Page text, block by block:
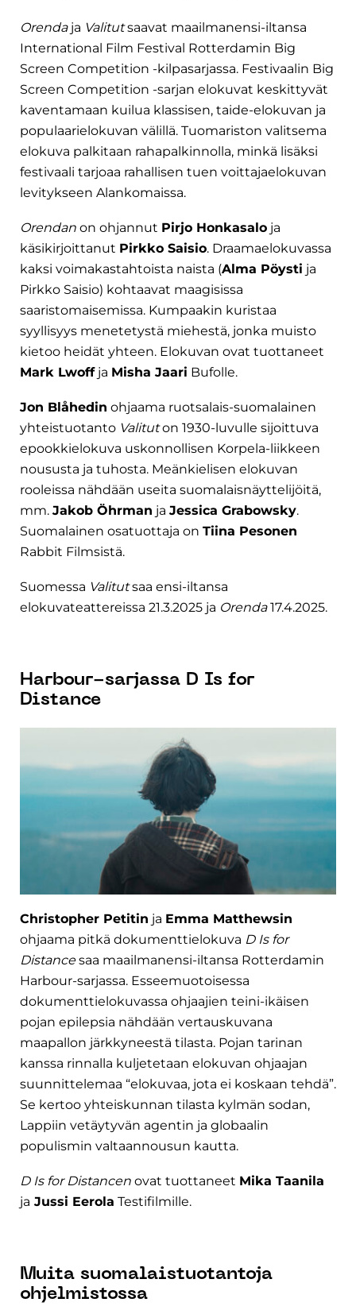
Orenda ja Valitutsaavat maailmanensi-iltansa
International Film Festival Rotterdamin Big
Screen Competition -kilpasarjassa. Festivaalin Big
Screen Competition -sarjan elokuvat keskittyvät
kaventamaan kuilua klassisen, taide-elokuvan ja
populaarielokuvan välillä. Tuomariston valitsema
elokuva palkitaan rahapalkinnolla, minkä lisäksi
festivaali tarjoaa rahallisen tuen voittajaelokuvan
levitykseen Alankomaissa.
Orendan on ohjannut Pirjo Honkasalo ja
käsikirjoittanut Pirkko Saisio. Draamaelokuvassa
kaksi voimakastahtoista naista (Alma Pöysti ja
Pirkko Saisio) kohtaavat maagisissa
saaristomaisemissa. Kumpaakin kuristaa
syyllisyys menetetystä miehestä, jonka muisto
kietoo heidät yhteen. Elokuvan ovat tuottaneet
Mark Lwoffja Misha Jaari Bufolle.
Jon Blåhedin ohjaama ruotsalais-suomalainen
yhteistuotanto Valituton 1930-luvulle sijoittuva
epookkielokuva uskonnollisen Korpela-liikkeen
noususta ja tuhosta. Meänkielisen elokuvan
rooleissa nähdään useita suomalaisnäyttelijöitä,
mm. Jakob Öhrman ja Jessica Grabowsky.
Suomalainen osatuottaja on Tiina Pesonen
Rabbit Filmsistä.
Suomessa Valitutsaa ensi-iltansa
elokuvateattereissa 21.3.2025 ja Orenda17.4.2025.
Harbour-sarjassa D Is for
Distance
Christopher Petitin ja Emma Matthewsin
ohjaama pitkä dokumenttielokuva D Is for
Distancesaa maailmanensi-iltansa Rotterdamin
Harbour-sarjassa. Esseemuotoisessa
dokumenttielokuvassa ohjaajien teini-ikäisen
pojan epilepsia nähdään vertauskuvana
maapallon järkkyneestä tilasta. Pojan tarinan
kanssa rinnalla kuljetetaan elokuvan ohjaajan
suunnittelemaa “elokuvaa, jota ei koskaan tehdä”.
Se kertoo yhteiskunnan tilasta kylmän sodan,
Lappiin vetäytyvän agentin ja globaalin
populismin valtaannousun kautta.
D Is for Distancen ovat tuottaneet Mika Taanila
ja Jussi Eerola Testifilmille.
Muita suomalaistuotantoja
ohjelmistossa